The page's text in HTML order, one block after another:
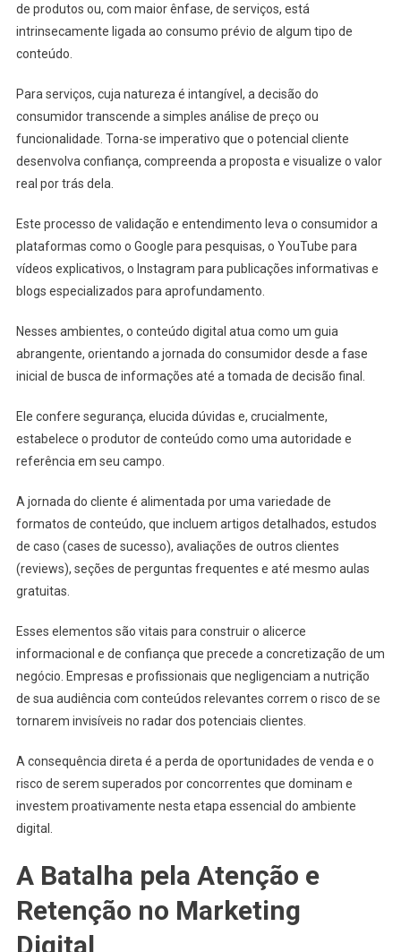
de produtos ou, com maior ênfase, de serviços, está
intrinsecamente ligada ao consumo prévio de algum tipo de
conteúdo.
Para serviços, cuja natureza é intangível, a decisão do
consumidor transcende a simples análise de preço ou
funcionalidade. Torna-se imperativo que o potencial cliente
desenvolva confiança, compreenda a proposta e visualize o valor
real por trás dela.
Este processo de validação e entendimento leva o consumidor a
plataformas como o Google para pesquisas, o YouTube para
vídeos explicativos, o Instagram para publicações informativas e
blogs especializados para aprofundamento.
Nesses ambientes, o conteúdo digital atua como um guia
abrangente, orientando a jornada do consumidor desde a fase
inicial de busca de informações até a tomada de decisão final.
Ele confere segurança, elucida dúvidas e, crucialmente,
estabelece o produtor de conteúdo como uma autoridade e
referência em seu campo.
A jornada do cliente é alimentada por uma variedade de
formatos de conteúdo, que incluem artigos detalhados, estudos
de caso (cases de sucesso), avaliações de outros clientes
(reviews), seções de perguntas frequentes e até mesmo aulas
gratuitas.
Esses elementos são vitais para construir o alicerce
informacional e de confiança que precede a concretização de um
negócio. Empresas e profissionais que negligenciam a nutrição
de sua audiência com conteúdos relevantes correm o risco de se
tornarem invisíveis no radar dos potenciais clientes.
A consequência direta é a perda de oportunidades de venda e o
risco de serem superados por concorrentes que dominam e
investem proativamente nesta etapa essencial do ambiente
digital.
A Batalha pela Atenção e
Retenção no Marketing
Digital